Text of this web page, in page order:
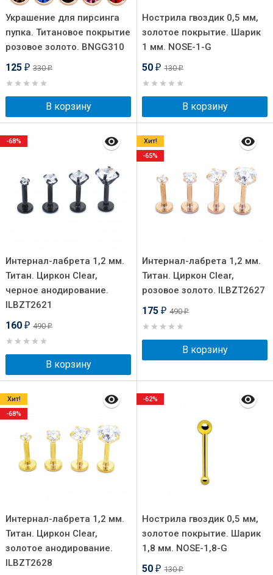
Украшение для пирсинга
пупка. Титановое покрытие
розовое золото. BNGG310
125 ₽ 330₽
В корзину
Нострила гвоздик 0,5 мм,
золотое покрытие. Шарик
1 мм. NOSE-1-G
50 ₽ 130₽
В корзину
Интернал-лабрета 1,2 мм.
Титан. Циркон Clear,
черное анодирование.
ILBZT2621
160 ₽ 490₽
В корзину
-68%
Интернал-лабрета 1,2 мм.
Титан. Циркон Clear,
розовое золото. ILBZT2627
175 ₽ 490₽
В корзину
Хит!
-65%
Интернал-лабрета 1,2 мм.
Титан. Циркон Clear,
золотое анодирование.
ILBZT2628
Хит!
-68%
Нострила гвоздик 0,5 мм,
золотое покрытие. Шарик
1,8 мм. NOSE-1,8-G
50 ₽ 130₽
-62%